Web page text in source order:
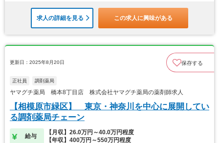
求人の詳細を見る この求人に興味がある
更新日：2025年8月20日 保存する
正社員 調剤薬局
ヤマグチ薬局 橋本8丁目店 株式会社ヤマグチ薬局の薬剤師求人
【相模原市緑区】 東京・神奈川を中心に展開してい
る調剤薬局チェーン
給与
【月収】26.0万円～40.0万円程度
【年収】400万円～550万円程度